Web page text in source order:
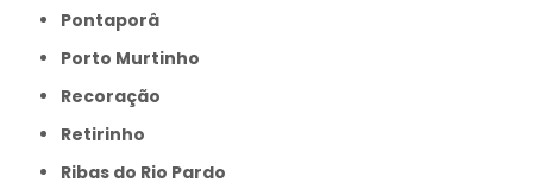
Pontaporâ
Porto Murtinho
Recoração
Retirinho
Ribas do Rio Pardo